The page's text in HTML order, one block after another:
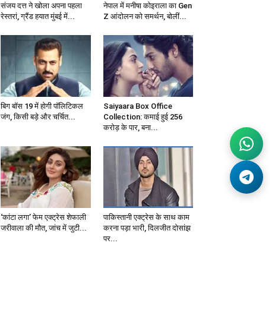
संजय दत्त ने खोला अपना पहला
रेस्तरां, ग्रैंड हयात मुंबई में...
नेपाल में मनीषा कोइराला का Gen
Z आंदोलन को समर्थन, बोलीं...
बिग बॉस 19 में होगी पॉलिटिकल
जंग, किसी बड़े और चर्चित...
Saiyaara Box Office
Collection: कमाई हुई 256
करोड़ के पार, बना...
‘कांटा लगा’ फेम एक्ट्रेस शेफाली
जरीवाला की मौत, जांच में जुटी...
पाकिस्तानी एक्ट्रेस के साथ काम
करना पड़ा भारी, दिलजीत दोसांझ
पर...